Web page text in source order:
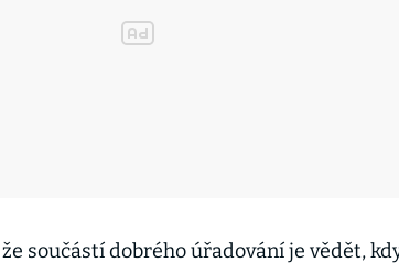
součástí dobrého úřadování je vědět,